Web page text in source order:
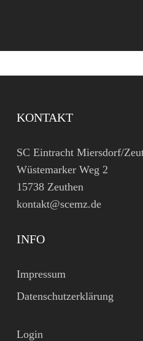
KONTAKT
SC Eintracht Miersdorf/
Wüstemarker Weg 2
15738 Zeuthen
kontakt@scemz.de
INFO
Impressum
Datenschutzerklärung
Login